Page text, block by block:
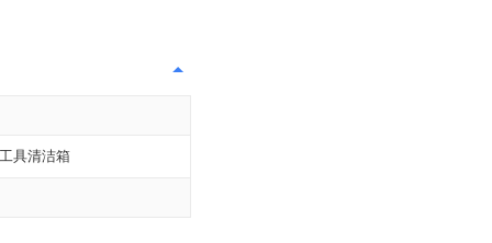
具清洁箱